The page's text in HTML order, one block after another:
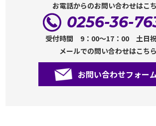
お電話からのお問い合わせはこ
0256-36-
受付時間 9：00～17：00 土日
メールでの問い合わせはこち
お問い合わせフォー